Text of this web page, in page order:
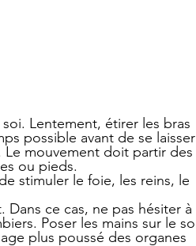
Lentement, étirer les bras
possible avant de se laisser
Le mouvement doit partir des
ou pieds.
stimuler le foie, les reins, le
ce cas, ne pas hésiter à
Poser les mains sur le sol
plus poussé des organes